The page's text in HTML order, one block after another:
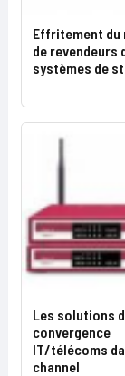
Effritement du
de revendeurs
systèmes de
Les solutions
convergence
IT/télécoms
channel